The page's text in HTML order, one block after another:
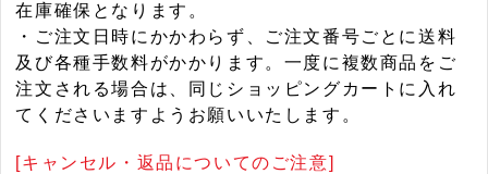
在庫確保となります。
・ご注文日時にかかわらず、ご注文番号ごとに送料
及び各種手数料がかかります。一度に複数商品をご
注文される場合は、同じショッピングカートに入れ
てくださいますようお願いいたします。
[キャンセル・返品についてのご注意]